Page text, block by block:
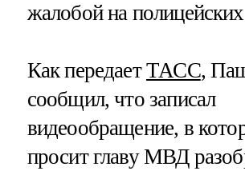
жалобой на
Как передаетТАСС,
сообщил, что записал
видеообращение, в
просит главу МВД